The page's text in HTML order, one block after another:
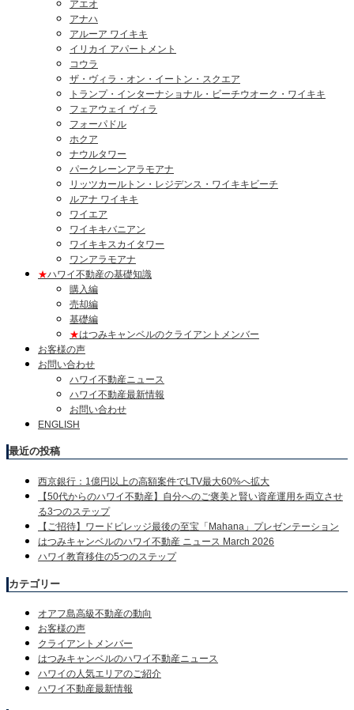
アエオ
アナハ
アルーア ワイキキ
イリカイ アパートメント
コウラ
ザ・ヴィラ・オン・イートン・スクエア
トランプ・インターナショナル・ビーチウオーク・ワイキキ
フェアウェイ ヴィラ
フォーパドル
ホクア
ナウルタワー
パークレーンアラモアナ
リッツカールトン・レジデンス・ワイキキビーチ
ルアナ ワイキキ
ワイエア
ワイキキバニアン
ワイキキスカイタワー
ワンアラモアナ
★ハワイ不動産の基礎知識
購入編
売却編
基礎編
★はつみキャンベルのクライアントメンバー
お客様の声
お問い合わせ
ハワイ不動産ニュース
ハワイ不動産最新情報
お問い合わせ
ENGLISH
最近の投稿
西京銀行：1億円以上の高額案件でLTV最大60%へ拡大
【50代からのハワイ不動産】自分へのご褒美と賢い資産運用を両立させ
る3つのステップ
【ご招待】ワードビレッジ最後の至宝「Mahana」プレゼンテーション
はつみキャンベルのハワイ不動産 ニュース March 2026
ハワイ教育移住の5つのステップ
カテゴリー
オアフ島高級不動産の動向
お客様の声
クライアントメンバー
はつみキャンベルのハワイ不動産ニュース
ハワイの人気エリアのご紹介
ハワイ不動産最新情報